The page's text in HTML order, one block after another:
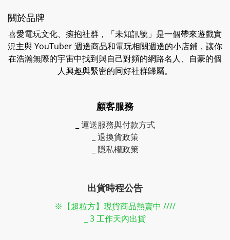
關於品牌
喜愛電玩文化、擁抱社群，「未知訊號」是一個帶來遊戲實
況主與 YouTuber 週邊商品和電玩相關週邊的小店鋪，讓你
在浩瀚無際的宇宙中找到與自己對頻的網路名人、自豪的個
人興趣與緊密的同好社群歸屬。
顧客服務
運送服務與付款方式
退換貨政策
隱私權政策
出貨時程公告
※【超粒方】現貨商品熱賣中 ////
_ 3 工作天內出貨